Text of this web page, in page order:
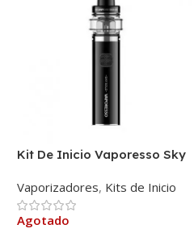
Kit De Inicio Vaporesso Sky
Vaporizadores, Kits de Inicio
Agotado